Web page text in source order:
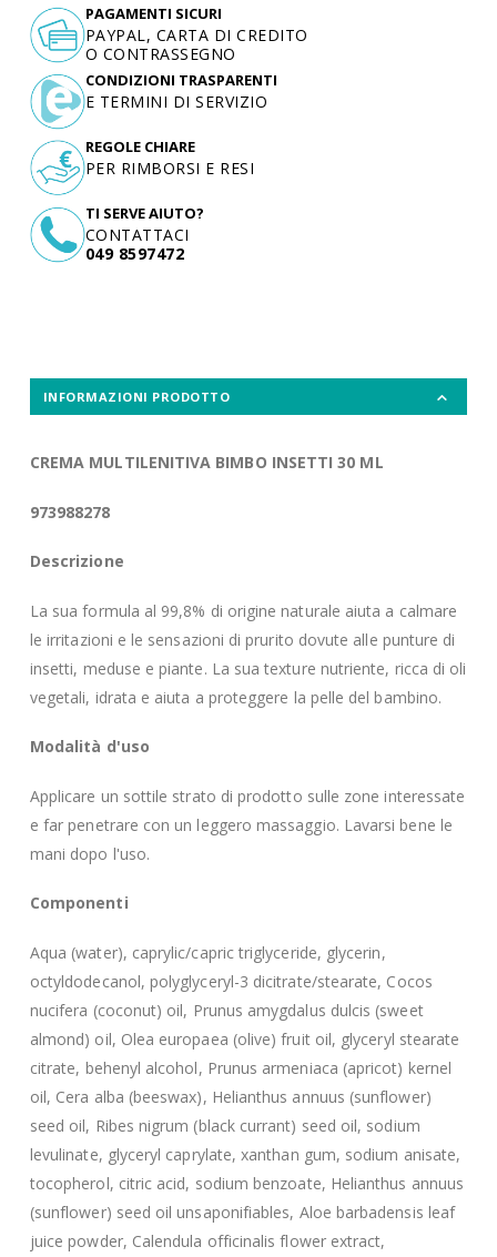
TI SERVE AIUTO?
CONTATTACI
049 8597472
PAGAMENTI SICURI
PAYPAL, CARTA DI CREDITO
O CONTRASSEGNO
CONDIZIONI TRASPARENTI
E TERMINI DI SERVIZIO
REGOLE CHIARE
PER RIMBORSI E RESI
INFORMAZIONI PRODOTTO
CREMA MULTILENITIVA BIMBO INSETTI 30 ML
973988278
Descrizione
La sua formula al 99,8% di origine naturale aiuta a calmare
le irritazioni e le sensazioni di prurito dovute alle punture di
insetti, meduse e piante. La sua texture nutriente, ricca di oli
vegetali, idrata e aiuta a proteggere la pelle del bambino.
Modalità d'uso
Applicare un sottile strato di prodotto sulle zone interessate
e far penetrare con un leggero massaggio. Lavarsi bene le
mani dopo l'uso.
Componenti
Aqua (water), caprylic/capric triglyceride, glycerin,
octyldodecanol, polyglyceryl-3 dicitrate/stearate, Cocos
nucifera (coconut) oil, Prunus amygdalus dulcis (sweet
almond) oil, Olea europaea (olive) fruit oil, glyceryl stearate
citrate, behenyl alcohol, Prunus armeniaca (apricot) kernel
oil, Cera alba (beeswax), Helianthus annuus (sunflower)
seed oil, Ribes nigrum (black currant) seed oil, sodium
levulinate, glyceryl caprylate, xanthan gum, sodium anisate,
tocopherol, citric acid, sodium benzoate, Helianthus annuus
(sunflower) seed oil unsaponifiables, Aloe barbadensis leaf
juice powder, Calendula officinalis flower extract,